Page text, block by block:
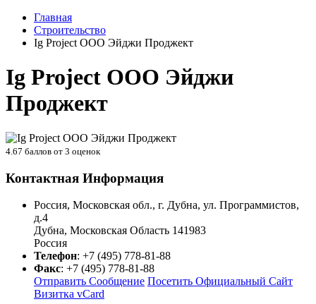
Главная
Строительство
Ig Project ООО Эйджи Проджект
Ig Project ООО Эйджи
Проджект
4.67 баллов от 3 оценок
Контактная Информация
Россия, Московская обл., г. Дубна, ул. Программистов,
д.4
Дубна, Московская Область 141983
Россия
Телефон: +7 (495) 778-81-88
Факс: +7 (495) 778-81-88
Отправить Сообщение Посетить Официальный Сайт
Визитка vCard